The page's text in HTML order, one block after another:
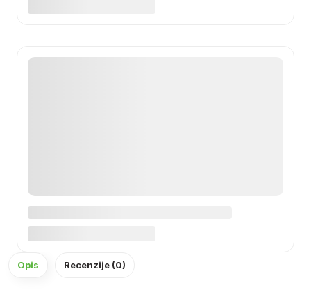
Opis Recenzije (0)